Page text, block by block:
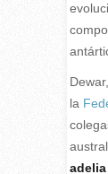
la
austral
adelia